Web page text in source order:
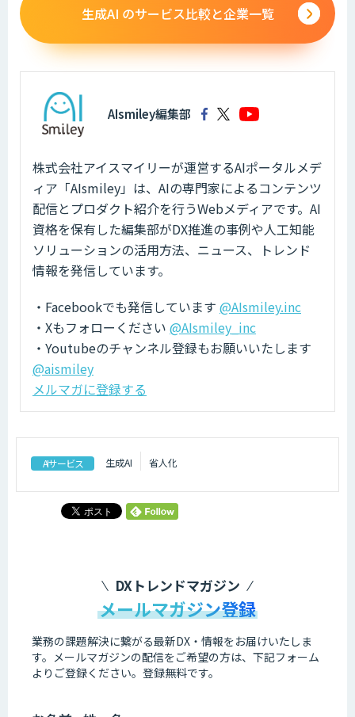
生成AI のサービス比較と企業一覧
AIsmiley編集部
株式会社アイスマイリーが運営するAIポータルメデ
ィア「AIsmiley」は、AIの専門家によるコンテンツ
配信とプロダクト紹介を行うWebメディアです。AI
資格を保有した編集部がDX推進の事例や人工知能
ソリューションの活用方法、ニュース、トレンド
情報を発信しています。
・Facebookでも発信しています @AIsmiley.inc
・Xもフォローください @AIsmiley_inc
・Youtubeのチャンネル登録もお願いいたします
@aismiley
メルマガに登録する
AIサービス 生成AI 省人化
DXトレンドマガジン
メールマガジン登録
業務の課題解決に繋がる最新DX・情報をお届けいたしま
す。 メールマガジンの配信をご希望の方は、下記フォーム
よりご登録ください。登録無料です。